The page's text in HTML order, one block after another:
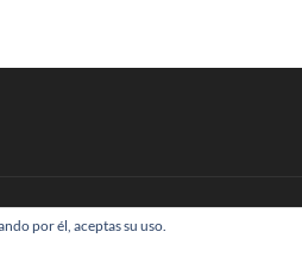
|WordPress| © Todos los derechos reservados
por él, aceptas su uso.